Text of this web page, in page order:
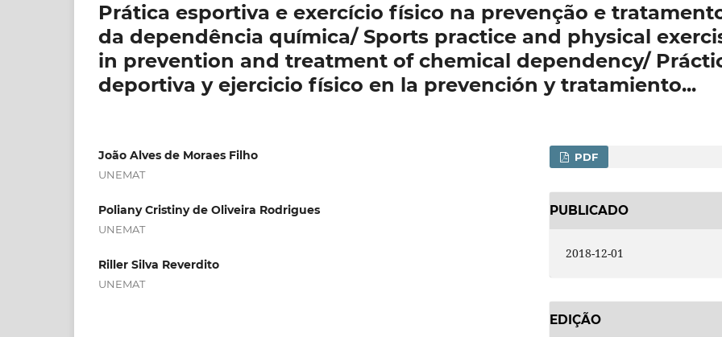
Prática esportiva e exercício físico na prevenção e
da dependência química/ Sports practice and physical
in prevention and treatment of chemical dependency/
deportiva y ejercicio físico en la prevención y tratamiento...
João Alves de Moraes Filho
UNEMAT
Poliany Cristiny de Oliveira Rodrigues
UNEMAT
Riller Silva Reverdito
UNEMAT
PDF
PUBLICADO
2018-12-01
EDIÇÃO